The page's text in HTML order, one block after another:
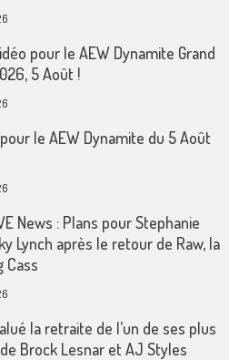
pour le AEW Dynamite Grand
5 Août !
le AEW Dynamite du 5 Août
News : Plans pour Stephanie
Lynch après le retour de Raw, la
Cass
la retraite de l’un de ses plus
Brock Lesnar et AJ Styles